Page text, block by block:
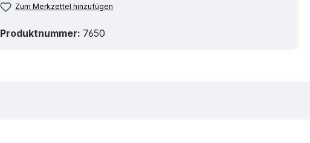
Zum Merkzettel hinzufügen
Produktnummer: 7650